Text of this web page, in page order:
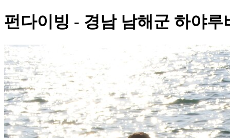
펀다이빙 - 경남 남해군 하야루